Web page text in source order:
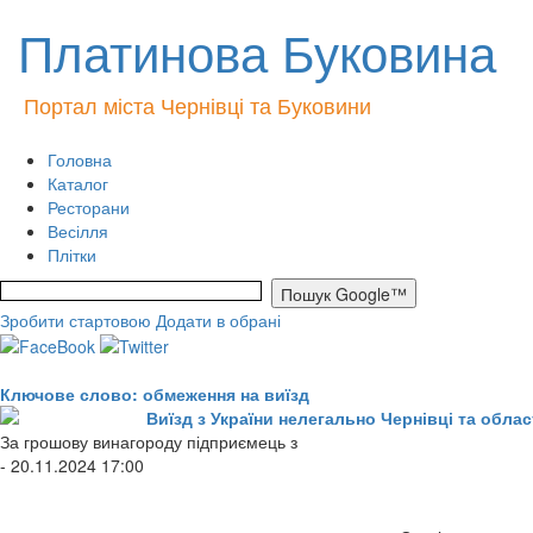
Платинова Буковина
Портал міста Чернівці та Буковини
Головна
Каталог
Ресторани
Весілля
Плітки
Зробити стартовою Додати в обрані
Ключове слово: обмеження на виїзд
Виїзд з України нелегально Чернівці та
За грошову винагороду підприємець з
- 20.11.2024 17:00